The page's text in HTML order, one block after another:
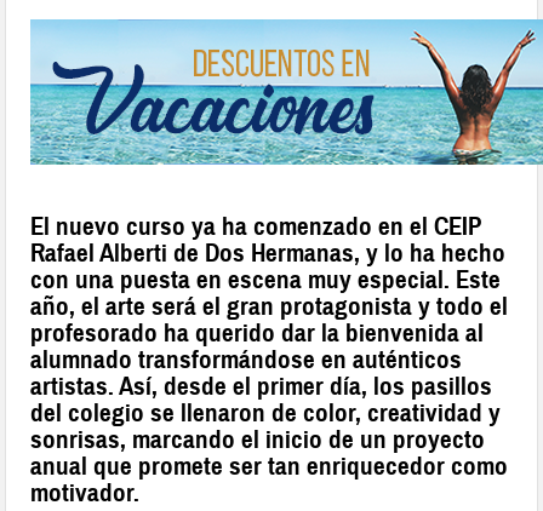
El nuevo curso ya ha comenzado en el CEIP
Rafael Alberti de Dos Hermanas, y lo ha hecho
con una puesta en escena muy especial. Este
año, el arte será el gran protagonista y todo el
profesorado ha querido dar la bienvenida al
alumnado transformándose en auténticos
artistas. Así, desde el primer día, los pasillos
del colegio se llenaron de color, creatividad y
sonrisas, marcando el inicio de un proyecto
anual que promete ser tan enriquecedor como
motivador.